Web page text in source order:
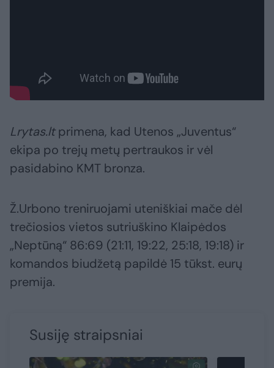
Lrytas.ltprimena, kad Utenos „Juventus“
ekipa po trejų metų pertraukos ir vėl
pasidabino KMT bronza.
Ž.Urbono treniruojami uteniškiai mače dėl
trečiosios vietos sutriuškino Klaipėdos
„Neptūną“ 86:69 (21:11, 19:22, 25:18, 19:18) ir
komandos biudžetą papildė 15 tūkst. eurų
premija.
Susiję straipsniai